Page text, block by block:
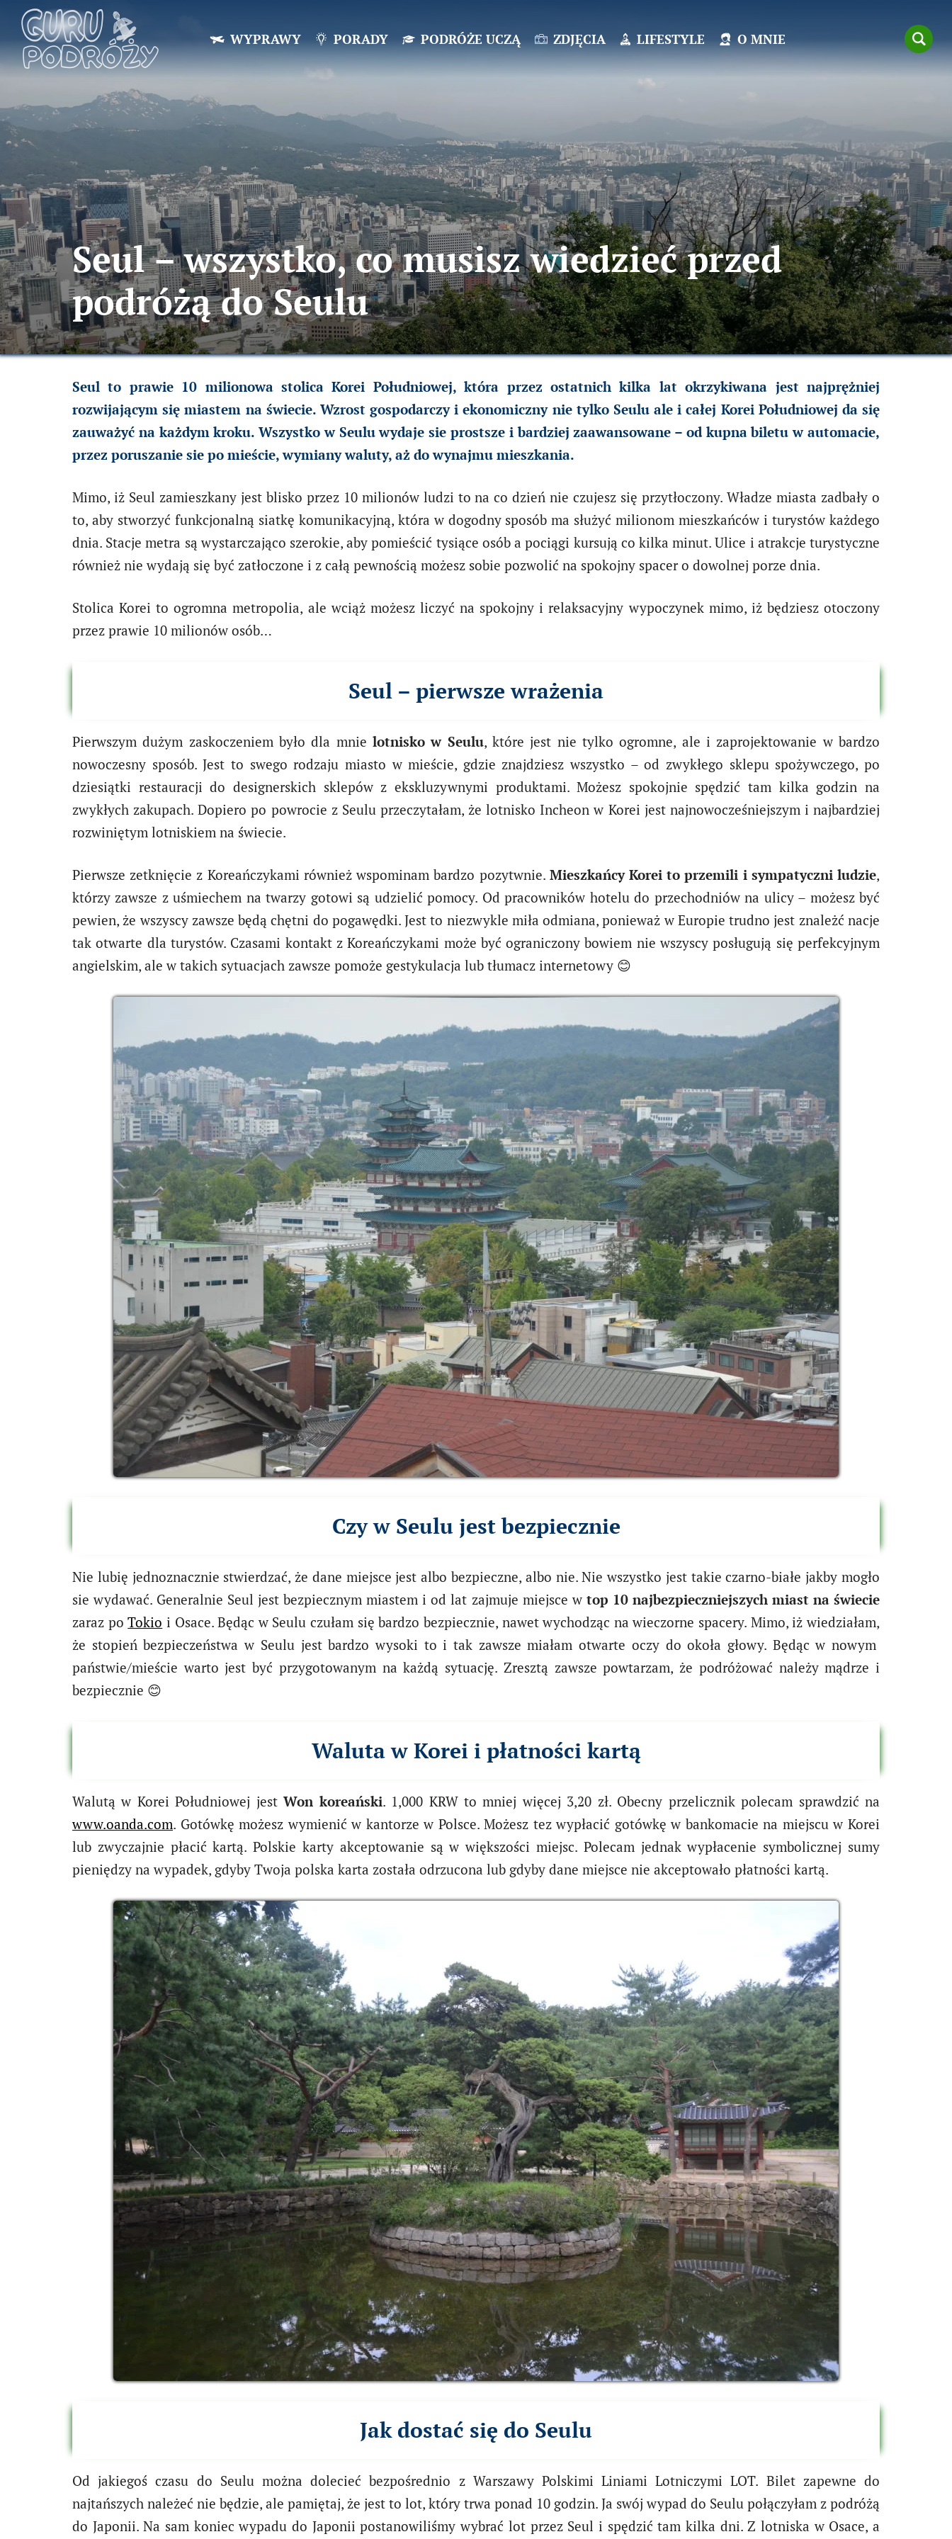
WYPRAWY PORADY PODRÓŻE UCZĄ ZDJĘCIA LIFESTYLE O MNIE
Seul – wszystko, co musisz wiedzieć przed
podróżą do Seulu
Seul to prawie 10 milionowa stolica Korei Południowej, która przez ostatnich kilka lat okrzykiwana jest najprężniej
rozwijającym się miastem na świecie. Wzrost gospodarczy i ekonomiczny nie tylko Seulu ale i całej Korei Południowej da się
zauważyć na każdym kroku. Wszystko w Seulu wydaje sie prostsze i bardziej zaawansowane – od kupna biletu w automacie,
przez poruszanie sie po mieście, wymiany waluty, aż do wynajmu mieszkania.
Mimo, iż Seul zamieszkany jest blisko przez 10 milionów ludzi to na co dzień nie czujesz się przytłoczony. Władze miasta zadbały o
to, aby stworzyć funkcjonalną siatkę komunikacyjną, która w dogodny sposób ma służyć milionom mieszkańców i turystów każdego
dnia. Stacje metra są wystarczająco szerokie, aby pomieścić tysiące osób a pociągi kursują co kilka minut. Ulice i atrakcje turystyczne
również nie wydają się być zatłoczone i z całą pewnością możesz sobie pozwolić na spokojny spacer o dowolnej porze dnia.
Stolica Korei to ogromna metropolia, ale wciąż możesz liczyć na spokojny i relaksacyjny wypoczynek mimo, iż będziesz otoczony
przez prawie 10 milionów osób…
Seul – pierwsze wrażenia
Pierwszym dużym zaskoczeniem było dla mnie lotnisko w Seulu, które jest nie tylko ogromne, ale i zaprojektowanie w bardzo
nowoczesny sposób. Jest to swego rodzaju miasto w mieście, gdzie znajdziesz wszystko – od zwykłego sklepu spożywczego, po
dziesiątki restauracji do designerskich sklepów z ekskluzywnymi produktami. Możesz spokojnie spędzić tam kilka godzin na
zwykłych zakupach. Dopiero po powrocie z Seulu przeczytałam, że lotnisko Incheon w Korei jest najnowocześniejszym i najbardziej
rozwiniętym lotniskiem na świecie.
Pierwsze zetknięcie z Koreańczykami również wspominam bardzo pozytwnie. Mieszkańcy Korei to przemili i sympatyczni ludzie,
którzy zawsze z uśmiechem na twarzy gotowi są udzielić pomocy. Od pracowników hotelu do przechodniów na ulicy – możesz być
pewien, że wszyscy zawsze będą chętni do pogawędki. Jest to niezwykle miła odmiana, ponieważ w Europie trudno jest znależć nacje
tak otwarte dla turystów. Czasami kontakt z Koreańczykami może być ograniczony bowiem nie wszyscy posługują się perfekcyjnym
angielskim, ale w takich sytuacjach zawsze pomoże gestykulacja lub tłumacz internetowy 😊
Czy w Seulu jest bezpiecznie
Nie lubię jednoznacznie stwierdzać, że dane miejsce jest albo bezpieczne, albo nie. Nie wszystko jest takie czarno-białe jakby mogło
sie wydawać. Generalnie Seul jest bezpiecznym miastem i od lat zajmuje miejsce w top 10 najbezpieczniejszych miast na świecie
zaraz poTokio i Osace. Będąc w Seulu czułam się bardzo bezpiecznie, nawet wychodząc na wieczorne spacery. Mimo, iż wiedziałam,
że stopień bezpieczeństwa w Seulu jest bardzo wysoki to i tak zawsze miałam otwarte oczy do okoła głowy. Będąc w nowym
państwie/mieście warto jest być przygotowanym na każdą sytuację. Zresztą zawsze powtarzam, że podróżować należy mądrze i
bezpiecznie 😊
Waluta w Korei i płatności kartą
Walutą w Korei Południowej jestWon koreański. 1,000 KRW to mniej więcej 3,20 zł. Obecny przelicznik polecam sprawdzić na
www.oanda.com. Gotówkę możesz wymienić w kantorze w Polsce. Możesz tez wypłacić gotówkę w bankomacie na miejscu w Korei
lub zwyczajnie płacić kartą. Polskie karty akceptowanie są w większości miejsc. Polecam jednak wypłacenie symbolicznej sumy
pieniędzy na wypadek, gdyby Twoja polska karta została odrzucona lub gdyby dane miejsce nie akceptowało płatności kartą.
Jak dostać się do Seulu
Od jakiegoś czasu do Seulu można dolecieć bezpośrednio z Warszawy Polskimi Liniami Lotniczymi LOT. Bilet zapewne do
najtańszych należeć nie będzie, ale pamiętaj, że jest to lot, który trwa ponad 10 godzin. Ja swój wypad do Seulu połączyłam z podróżą
do Japonii. Na sam koniec wypadu do Japonii postanowiliśmy wybrać lot przez Seul i spędzić tam kilka dni. Z lotniska w Osace, a